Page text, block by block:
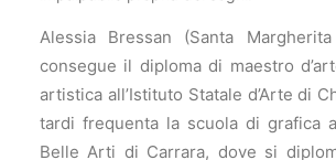
Alessia Bressan (Santa
consegue il diploma di maestro
artistica all’Istituto Statale d’Arte di
tardi frequenta la scuola di grafica
Belle Arti di Carrara, dove si